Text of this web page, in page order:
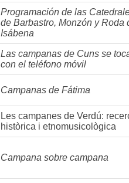
Programación de las
de Barbastro, Monzón y Roda
Isábena
Las campanas de Cuns se
con el teléfono móvil
Campanas de Fátima
Les campanes de Verdú:
històrica i etnomusicològica
Campana sobre campana